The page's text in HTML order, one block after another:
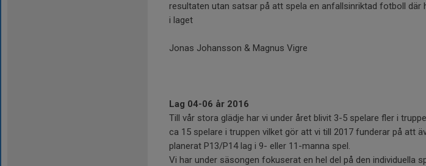
resultaten utan satsar på att spela en anfallsinriktad fotboll
i laget
Jonas Johansson & Magnus Vigre
Lag 04-06 år 2016
Till vår stora glädje har vi under året blivit 3-5 spelare fler i
ca 15 spelare i truppen vilket gör att vi till 2017 funderar på att
planerat P13/P14 lag i 9- eller 11-manna spel.
Vi har under säsongen fokuserat en hel del på den individuella